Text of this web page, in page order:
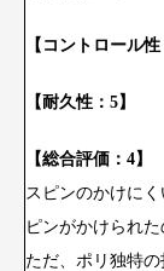
【コントロール性
【耐久性：5】
【総合評価：4】
スピンのかけに
ピンがかけられた
ただ、ポリ独特